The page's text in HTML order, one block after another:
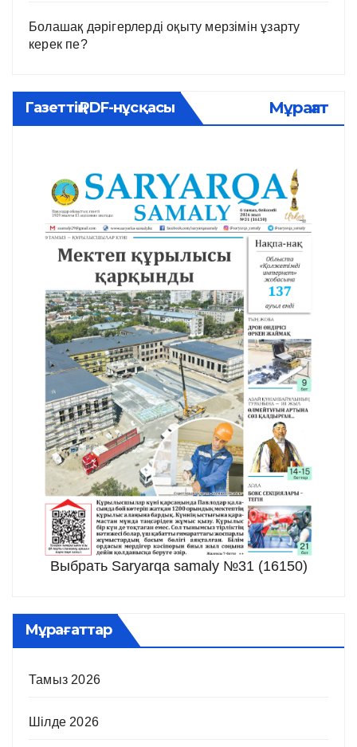
Болашақ дәрігерлерді оқыту мерзімін ұзарту
керек пе?
Газеттің PDF-нұсқасы Мұрағат
Выбрать Saryarqa samaly №31 (16150)
Мұрағаттар
Тамыз 2026
Шілде 2026